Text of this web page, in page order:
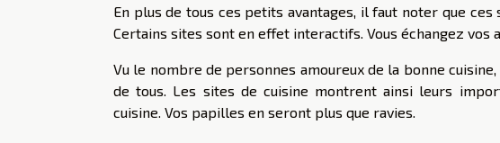
En plus de tous ces petits avantages, il faut noter que
Certains sites sont en effet interactifs. Vous échangez vos
Vu le nombre de personnes amoureux de la bonne
de tous. Les sites de cuisine montrent ainsi leurs
cuisine. Vos papilles en seront plus que ravies.